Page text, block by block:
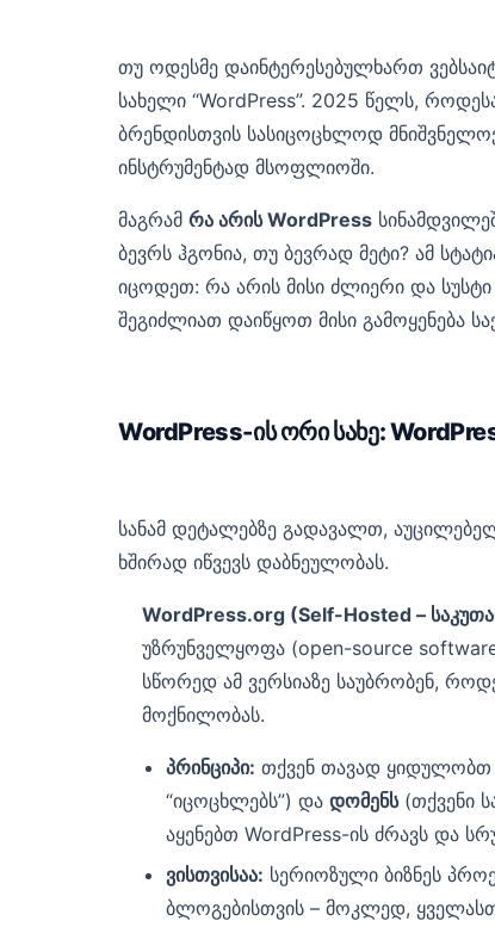
თუ ოდესმე დაინტერესებულხართ
სახელი “WordPress”. 2025 წელს,
ბრენდისთვის სასიცოცხლოდ
ინსტრუმენტად მსოფლიოში.
მაგრამ რა არის WordPress
ბევრს ჰგონია, თუ ბევრად მეტი? ამ
იცოდეთ: რა არის მისი ძლიერი და
შეგიძლიათ დაიწყოთ მისი გამოყენება
WordPress-ის ორი სახე:
სანამ დეტალებზე გადავალთ,
ხშირად იწვევს დაბნეულობას.
WordPress.org (Self-Hosted –
უზრუნველყოფა (open-source
სწორედ ამ ვერსიაზე საუბრობენ,
მოქნილობას.
პრინციპი: თქვენ თავად ყიდულობთ
“იცოცხლებს”) და დომენს(თქვენი
აყენებთ WordPress-ის ძრავს და
ვისთვისაა: სერიოზული ბიზნეს
ბლოგებისთვის – მოკლედ,